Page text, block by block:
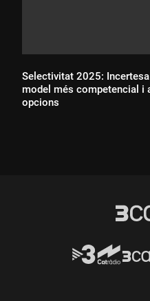
Selectivitat 2025:
model més competencial i
opcions